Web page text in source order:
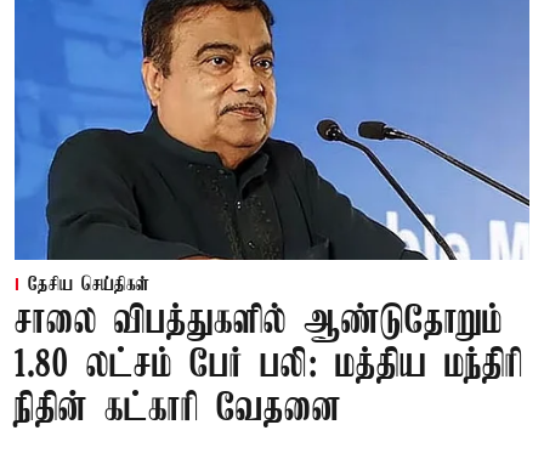
தேசிய செய்திகள்
சாலை விபத்துகளில் ஆண்டுதோறும்
1.80 லட்சம் பேர் பலி: மத்திய மந்திரி
நிதின் கட்காரி வேதனை